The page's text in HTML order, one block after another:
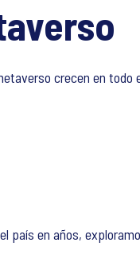
crecen en
país en años,